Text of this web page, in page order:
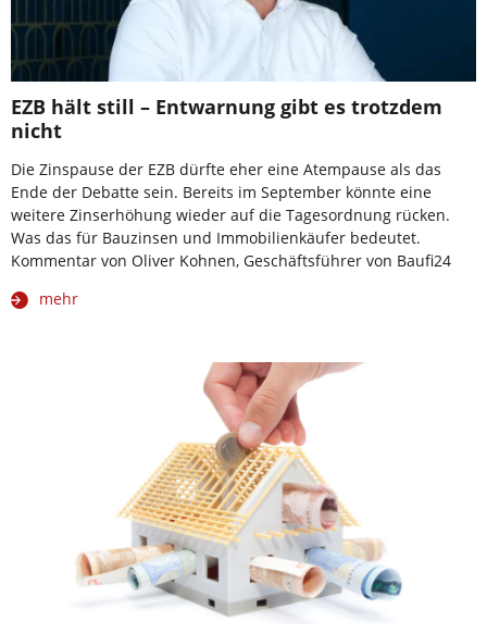
EZB hält still – Entwarnung gibt es trotzdem
nicht
Die Zinspause der EZB dürfte eher eine Atempause als das
Ende der Debatte sein. Bereits im September könnte eine
weitere Zinserhöhung wieder auf die Tagesordnung rücken.
Was das für Bauzinsen und Immobilienkäufer bedeutet.
Kommentar von Oliver Kohnen, Geschäftsführer von Baufi24
mehr